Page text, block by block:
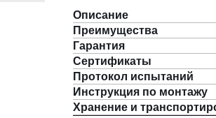
Описание
Преимущества
Гарантия
Сертификаты
Протокол испытаний
Инструкция по монтажу
Хранение и